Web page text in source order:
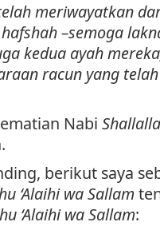
meriwayatkan
–semoga
kedua ayah
racun yang
Nabi
berikut saya
‘Alaihi wa Sallam
‘Alaihi wa Sallam: